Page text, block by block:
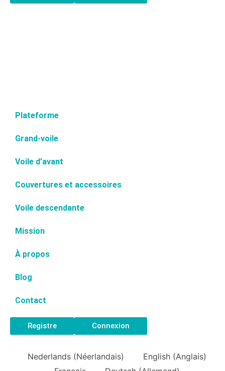
Plateforme
Grand-voile
Voile d’avant
Couvertures et accessoires
Voile descendante
Mission
À propos
Blog
Contact
Registre Connexion
Nederlands (Néerlandais) English (Anglais)